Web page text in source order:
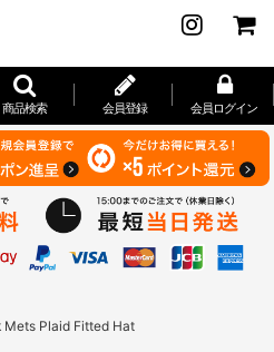
商品検索 会員登録 会員ログイン
Mets Plaid Fitted Hat